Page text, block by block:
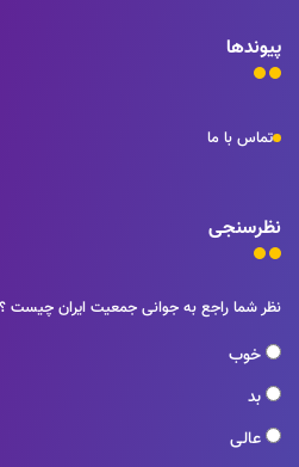
پیوندها
تماس با ما
نظرسنجی
نظر شما راجع به جوانی جمعیت ایران چیست ؟
خوب
بد
عالی